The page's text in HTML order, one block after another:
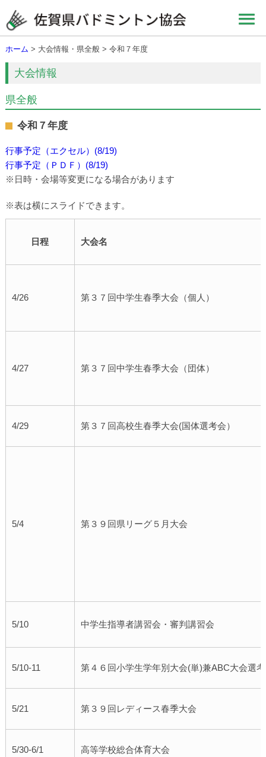
ホーム > 大会情報・県全般 > 令和７年度
大会情報
県全般
令和７年度
行事予定（エクセル）(8/19)
行事予定（ＰＤＦ）(8/19)
※日時・会場等変更になる場合があります
※表は横にスライドできます。
日程 大会名
4/26 第３７回中学生春季大会（個人）
4/27 第３７回中学生春季大会（団体）
4/29 第３７回高校生春季大会(国体選考会）
5/4 第３９回県リーグ５月大会
5/10 中学生指導者講習会・審判講習会
5/10-11 第４６回小学生学年別大会(単)兼ABC大会選
5/21 第３９回レディース春季大会
5/30-6/1 高等学校総合体育大会